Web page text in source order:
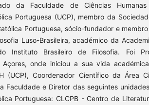
da Faculdade de Ciências
Portuguesa (UCP), membro da
Portuguesa, sócio-fundador e
Luso-Brasileira, académico da
Instituto Brasileiro de Filosofia. Foi
Açores, onde iniciou a sua vida
(UCP), Coordenador Científico da Área
Faculdade e Diretor das seguintes
Portuguesa: CLCPB - Centro de